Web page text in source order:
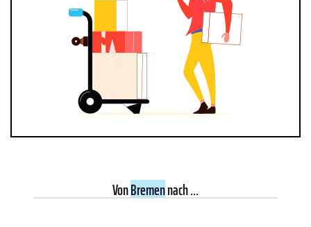
VonBremennach ...